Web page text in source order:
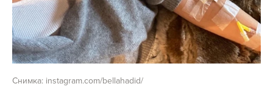
Снимка: instagram.com/bellahadid/